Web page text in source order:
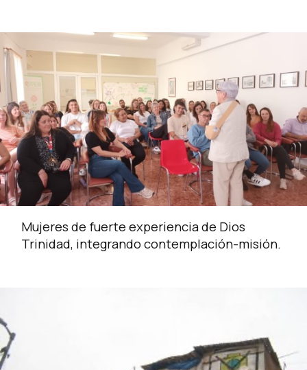
Mujeres de fuerte experiencia de Dios
Trinidad, integrando contemplación-misión.